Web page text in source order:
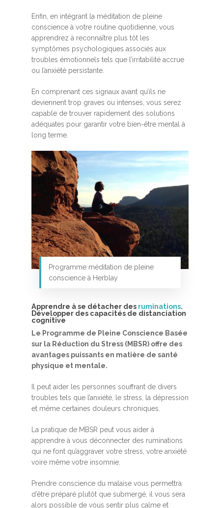
Enfin, en intégrant la méditation de pleine
conscience à votre routine quotidienne, vous
apprendrez à reconnaître plus tôt les
symptômes psychologiques associés aux
troubles émotionnels tels que l’irritabilité accrue
ou l’anxiété persistante.
En comprenant ces signaux avant qu’ils ne
deviennent trop graves ou intenses, vous serez
capable de trouver rapidement des solutions
adéquates pour garantir votre bien-être mental à
long terme.
Programme méditation de pleine
conscience à Herblay
Apprendre à se détacher des ruminations.
Développer des capacités de distanciation
cognitive
Le Programme de Pleine Conscience Basée
sur la Réduction du Stress (MBSR) offre des
avantages puissants en matière de santé
physique et mentale.
Il peut aider les personnes souffrant de divers
troubles tels que l’anxiété, le stress, la dépression
et même certaines douleurs chroniques.
La pratique de MBSR peut vous aider à
apprendre à vous déconnecter des ruminations
qui ne font qu’aggraver votre stress, votre anxiété
voire même votre insomnie.
Prendre conscience du malaise vous permettra
d’être préparé plutôt que submergé, il vous sera
alors possible de vous sentir plus calme et
MBSR, MSC &
Méditation
MBSR
Stage de méditation
Retraite de pleine
Thérapie :
Somatic
Somatic Experiencing
Thérapie
Entreprise
Programmes
Développement